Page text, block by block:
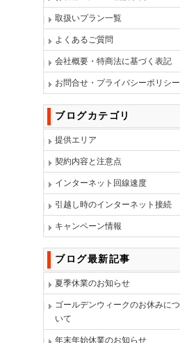
取扱いプラン一覧
よくあるご質問
会社概要・特商法に基づく表記
お問合せ・プライバシーポリシー
ブログカテゴリ
提供エリア
契約内容と注意点
インターネット回線速度
引越し時のインターネット接続
キャンペーン情報
ブログ最新記事
夏季休業のお知らせ
ゴールデンウィークのお休みにつ
いて
年末年始休業のお知らせ